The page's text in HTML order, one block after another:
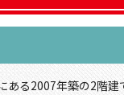
ある2007年築の2階建